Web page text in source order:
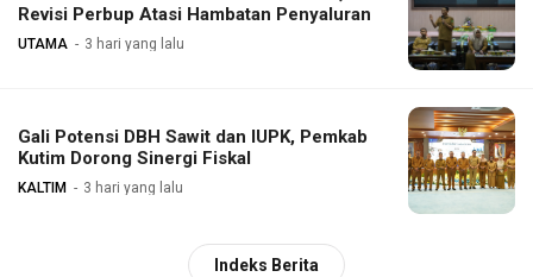
Revisi Perbup Atasi Hambatan Penyaluran
UTAMA 3 hari yang lalu
Gali Potensi DBH Sawit dan IUPK, Pemkab
Kutim Dorong Sinergi Fiskal
KALTIM 3 hari yang lalu
Indeks Berita